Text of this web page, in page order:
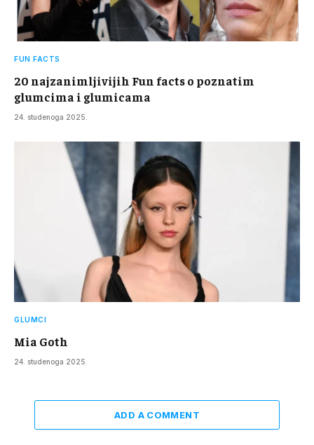
FUN FACTS
20 najzanimljivijih Fun facts o poznatim
glumcima i glumicama
24. studenoga 2025.
GLUMCI
Mia Goth
24. studenoga 2025.
ADD A COMMENT